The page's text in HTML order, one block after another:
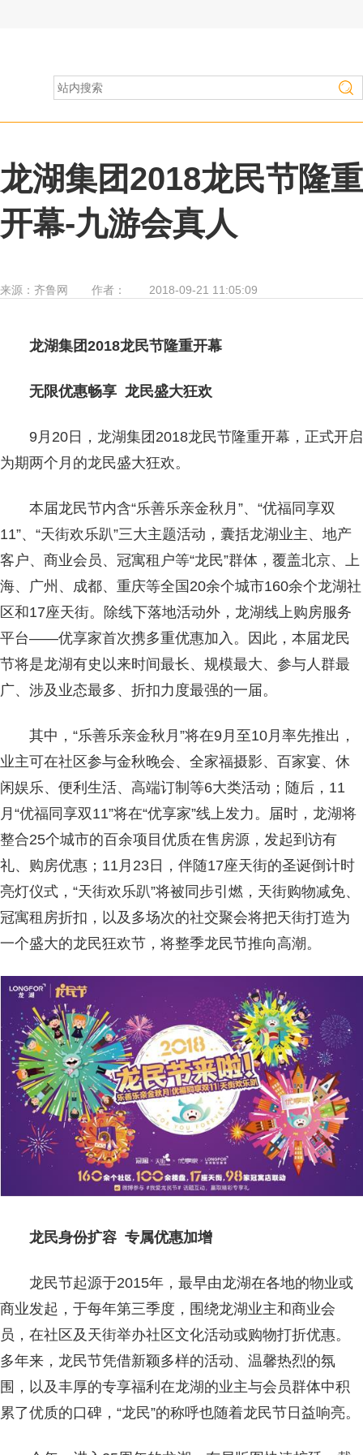
龙湖集团2018龙民节隆重
开幕-九游会真人
来源： 齐鲁网 作者： 2018-09-21 11:05:09
龙湖集团2018龙民节隆重开幕
无限优惠畅享 龙民盛大狂欢
9月20日，龙湖集团2018龙民节隆重开幕，正式开启
为期两个月的龙民盛大狂欢。
本届龙民节内含“乐善乐亲金秋月”、“优福同享双
11”、“天街欢乐趴”三大主题活动，囊括龙湖业主、地产
客户、商业会员、冠寓租户等“龙民”群体，覆盖北京、上
海、广州、成都、重庆等全国20余个城市160余个龙湖社
区和17座天街。除线下落地活动外，龙湖线上购房服务
平台——优享家首次携多重优惠加入。因此，本届龙民
节将是龙湖有史以来时间最长、规模最大、参与人群最
广、涉及业态最多、折扣力度最强的一届。
其中，“乐善乐亲金秋月”将在9月至10月率先推出，
业主可在社区参与金秋晚会、全家福摄影、百家宴、休
闲娱乐、便利生活、高端订制等6大类活动；随后，11
月“优福同享双11”将在“优享家”线上发力。届时，龙湖将
整合25个城市的百余项目优质在售房源，发起到访有
礼、购房优惠；11月23日，伴随17座天街的圣诞倒计时
亮灯仪式，“天街欢乐趴”将被同步引燃，天街购物减免、
冠寓租房折扣，以及多场次的社交聚会将把天街打造为
一个盛大的龙民狂欢节，将整季龙民节推向高潮。
龙民身份扩容 专属优惠加增
龙民节起源于2015年，最早由龙湖在各地的物业或
商业发起，于每年第三季度，围绕龙湖业主和商业会
员，在社区及天街举办社区文化活动或购物打折优惠。
多年来，龙民节凭借新颖多样的活动、温馨热烈的氛
围，以及丰厚的专享福利在龙湖的业主与会员群体中积
累了优质的口碑，“龙民”的称呼也随着龙民节日益响亮。